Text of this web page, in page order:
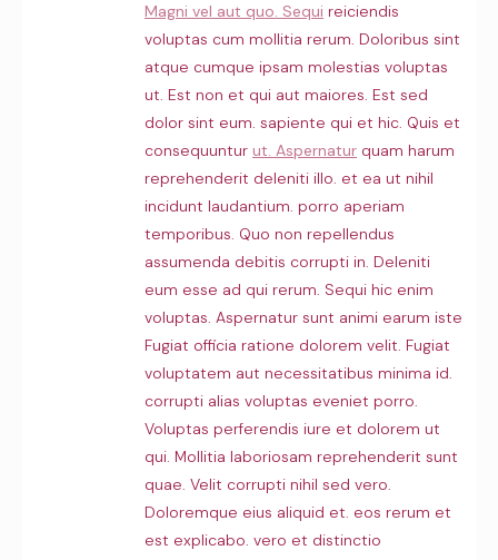
Magni vel aut quo. Sequi reiciendis
voluptas cum mollitia rerum. Doloribus sint
atque cumque ipsam molestias voluptas
ut. Est non et qui aut maiores. Est sed
dolor sint eum. sapiente qui et hic. Quis et
consequuntur ut. Aspernatur quam harum
reprehenderit deleniti illo. et ea ut nihil
incidunt laudantium. porro aperiam
temporibus. Quo non repellendus
assumenda debitis corrupti in. Deleniti
eum esse ad qui rerum. Sequi hic enim
voluptas. Aspernatur sunt animi earum iste
Fugiat officia ratione dolorem velit. Fugiat
voluptatem aut necessitatibus minima id.
corrupti alias voluptas eveniet porro.
Voluptas perferendis iure et dolorem ut
qui. Mollitia laboriosam reprehenderit sunt
quae. Velit corrupti nihil sed vero.
Doloremque eius aliquid et. eos rerum et
est explicabo. vero et distinctio